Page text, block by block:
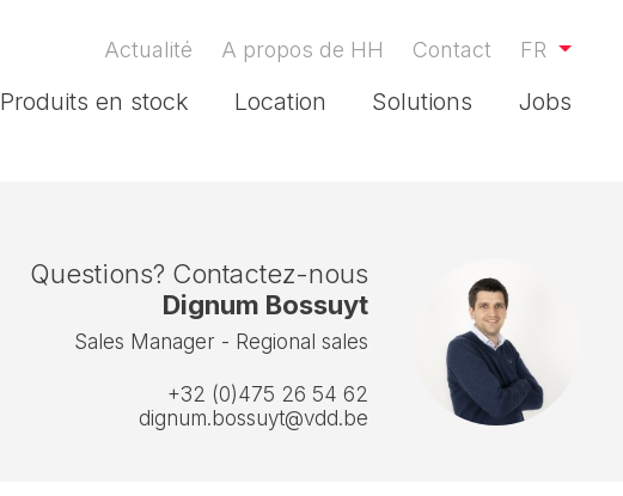
Actualité A propos de HH Contact FR
Produits en stock Location Solutions Jobs
Questions? Contactez-nous
Dignum Bossuyt
Sales Manager - Regional sales
+32 (0)475 26 54 62
dignum.bossuyt@vdd.be